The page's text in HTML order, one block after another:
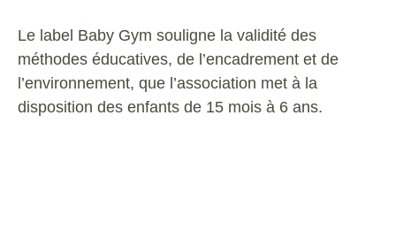
Le label Baby Gym souligne la validité des
méthodes éducatives, de l’encadrement et de
l’environnement, que l’association met à la
disposition des enfants de 15 mois à 6 ans.